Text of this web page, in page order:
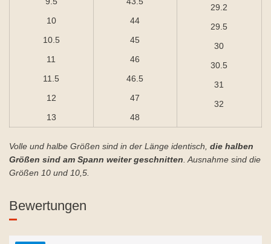
10
10.5
11
11.5
12
13
44
45
46
46.5
47
48
29.2
29.5
30
30.5
31
32
Volle und halbe Größen sind in der Länge identisch, die halben
Größen sind am Spann weiter geschnitten . Ausnahme sind die
Größen 10 und 10,5.
Bewertungen